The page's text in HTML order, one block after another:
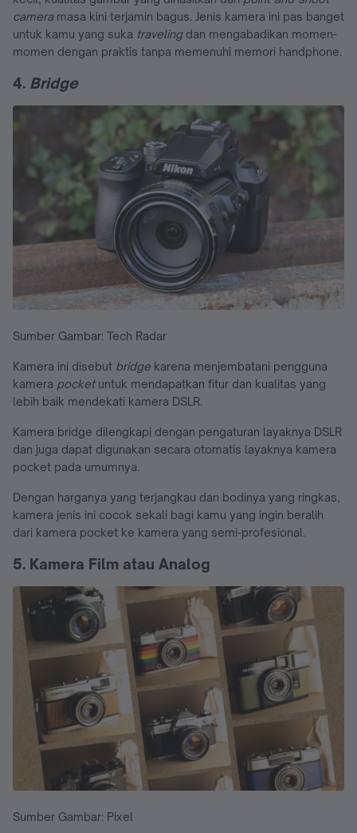
cameramasa kini terjamin bagus. Jenis kamera ini pas banget
untuk kamu yang suka travelingdan mengabadikan momen-
momen dengan praktis tanpa memenuhi memori handphone.
4. Bridge
Sumber Gambar: Tech Radar
Kamera ini disebut bridge karena menjembatani pengguna
kamera pocketuntuk mendapatkan fitur dan kualitas yang
lebih baik mendekati kamera DSLR.
Kamera bridge dilengkapi dengan pengaturan layaknya DSLR
dan juga dapat digunakan secara otomatis layaknya kamera
pocket pada umumnya.
Dengan harganya yang terjangkau dan bodinya yang ringkas,
kamera jenis ini cocok sekali bagi kamu yang ingin beralih
dari kamera pocket ke kamera yang semi-profesional.
5. Kamera Film atau Analog
Sumber Gambar: Pixel